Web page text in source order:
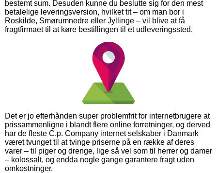
bestemt sum. Desuden kunne du beslutte sig for den mest
betalelige leveringsversion, hvilket tit – om man bor i
Roskilde, Smørumnedre eller Jyllinge – vil blive at få
fragtfirmaet til at køre bestillingen til et udleveringssted.
Det er jo efterhånden super problemfrit for internetbrugere at
prissammenligne i blandt flere online forretninger, og derved
har de fleste C.p. Company internet selskaber i Danmark
været tvunget til at tvinge priserne på en række af deres
varer – til piger og drenge, lige så vel som til herrer og damer
– kolossalt, og endda nogle gange garantere fragt uden
omkostninger.